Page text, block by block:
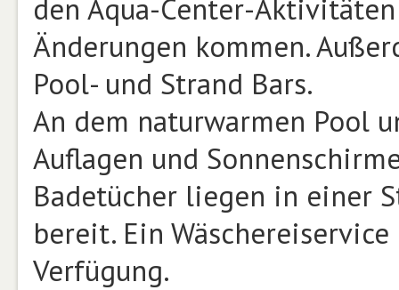
den Aqua-Center-
Änderungen kommen.
Pool- und Strand Bars.
An dem naturwarmen Pool
Auflagen und
Badetücher liegen in einer
bereit. Ein
Verfügung.